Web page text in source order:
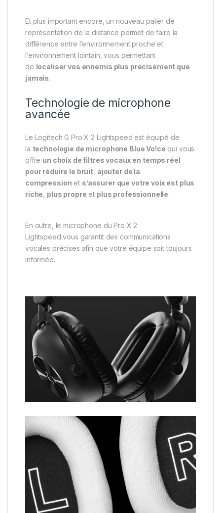
Et plus important encore, un nouveau palier de
représentation de la distance permet de faire la
différence entre l’environnement proche et
l’environnement lointain, vous permettant
de localiser vos ennemis plus précisément que
jamais.
Technologie de microphone
avancée
Le Logitech G Pro X 2 Lightspeed est équipé de
la technologie de microphone Blue Vo!ce qui vous
offre un choix de filtres vocaux en temps réel
pour réduire le bruit ajouter de la
compression et s’assurer que votre voix est plus
riche plus propre et plus professionnelle.
En outre, le microphone du Pro X 2
Lightspeed vous garantit des communications
vocales précises afin que votre équipe soit toujours
informée.